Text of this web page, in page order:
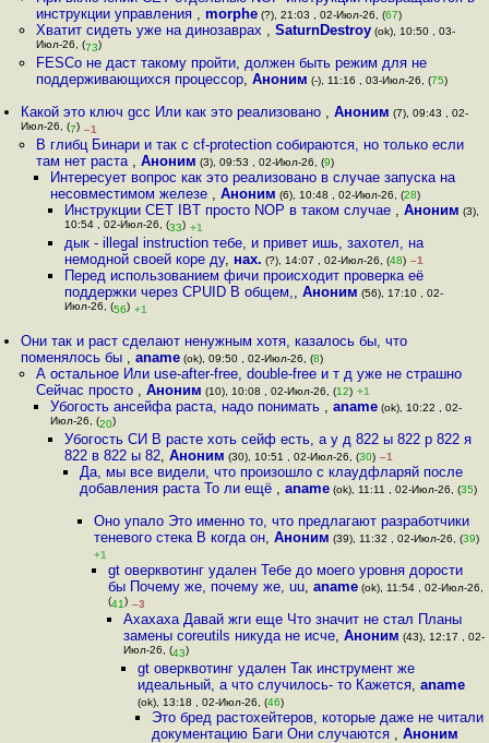
инструкции управления , morphe(?), 21:03 , 02-Июл-26, (67)
Хватит сидеть уже на динозаврах , SaturnDestroy(ok), 10:50 , 03-
Июл-26, (73)
FESCo не даст такому пройти, должен быть режим для не
поддерживающихся процессор, Аноним (-), 11:16 , 03-Июл-26, (75)
Какой это ключ gcc Или как это реализовано ,Аноним (7), 09:43 , 02-
Июл-26, (7) –1
В глибц Бинари и так с cf-protection собираются, но только если
там нет раста , Аноним (3), 09:53 , 02-Июл-26, (9)
Интересует вопрос как это реализовано в случае запуска на
несовместимом железе , Аноним (6), 10:48 , 02-Июл-26, (28)
Инструкции CET IBT просто NOP в таком случае ,Аноним (3),
10:54 , 02-Июл-26, (33) +1
дык - illegal instruction тебе, и привет ишь, захотел, на
немодной своей коре ду, нах. (?), 14:07 , 02-Июл-26, (48) –1
Перед использованием фичи происходит проверка её
поддержки через CPUID В общем,,Аноним (56), 17:10 , 02-
Июл-26, (56) +1
Они так и раст сделают ненужным хотя, казалось бы, что
поменялось бы ,aname (ok), 09:50 , 02-Июл-26, (8)
А остальное Или use-after-free, double-free и т д уже не страшно
Сейчас просто , Аноним (10), 10:08 , 02-Июл-26, (12) +1
Убогость ансейфа раста, надо понимать , aname(ok), 10:22 , 02-
Июл-26, (20)
Убогость СИ В расте хоть сейф есть, а у д 822 ы 822 р 822 я
822 в 822 ы 82,Аноним (30), 10:51 , 02-Июл-26, (30) –1
Да, мы все видели, что произошло с клаудфларяй после
добавления раста То ли ещё , aname(ok), 11:11 , 02-Июл-26, (35)
Оно упало Это именно то, что предлагают разработчики
теневого стека В когда он, Аноним (39), 11:32 , 02-Июл-26, (39)
+1
gt оверквотинг удален Тебе до моего уровня дорости
бы Почему же, почему же, uu,aname (ok), 11:54 , 02-Июл-26,
(41) –3
Ахахаха Давай жги еще Что значит не стал Планы
замены coreutils никуда не исче, Аноним (43), 12:17 , 02-
Июл-26, (43)
gt оверквотинг удален Так инструмент же
идеальный, а что случилось- то Кажется, aname
(ok), 13:18 , 02-Июл-26, (46)
Это бред растохейтеров, которые даже не читали
документацию Баги Они случаются ,Аноним